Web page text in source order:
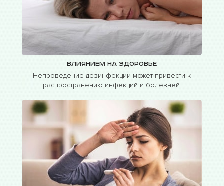
Влиянием на здоровье
Непроведение дезинфекции может привести к
распространению инфекций и болезней.